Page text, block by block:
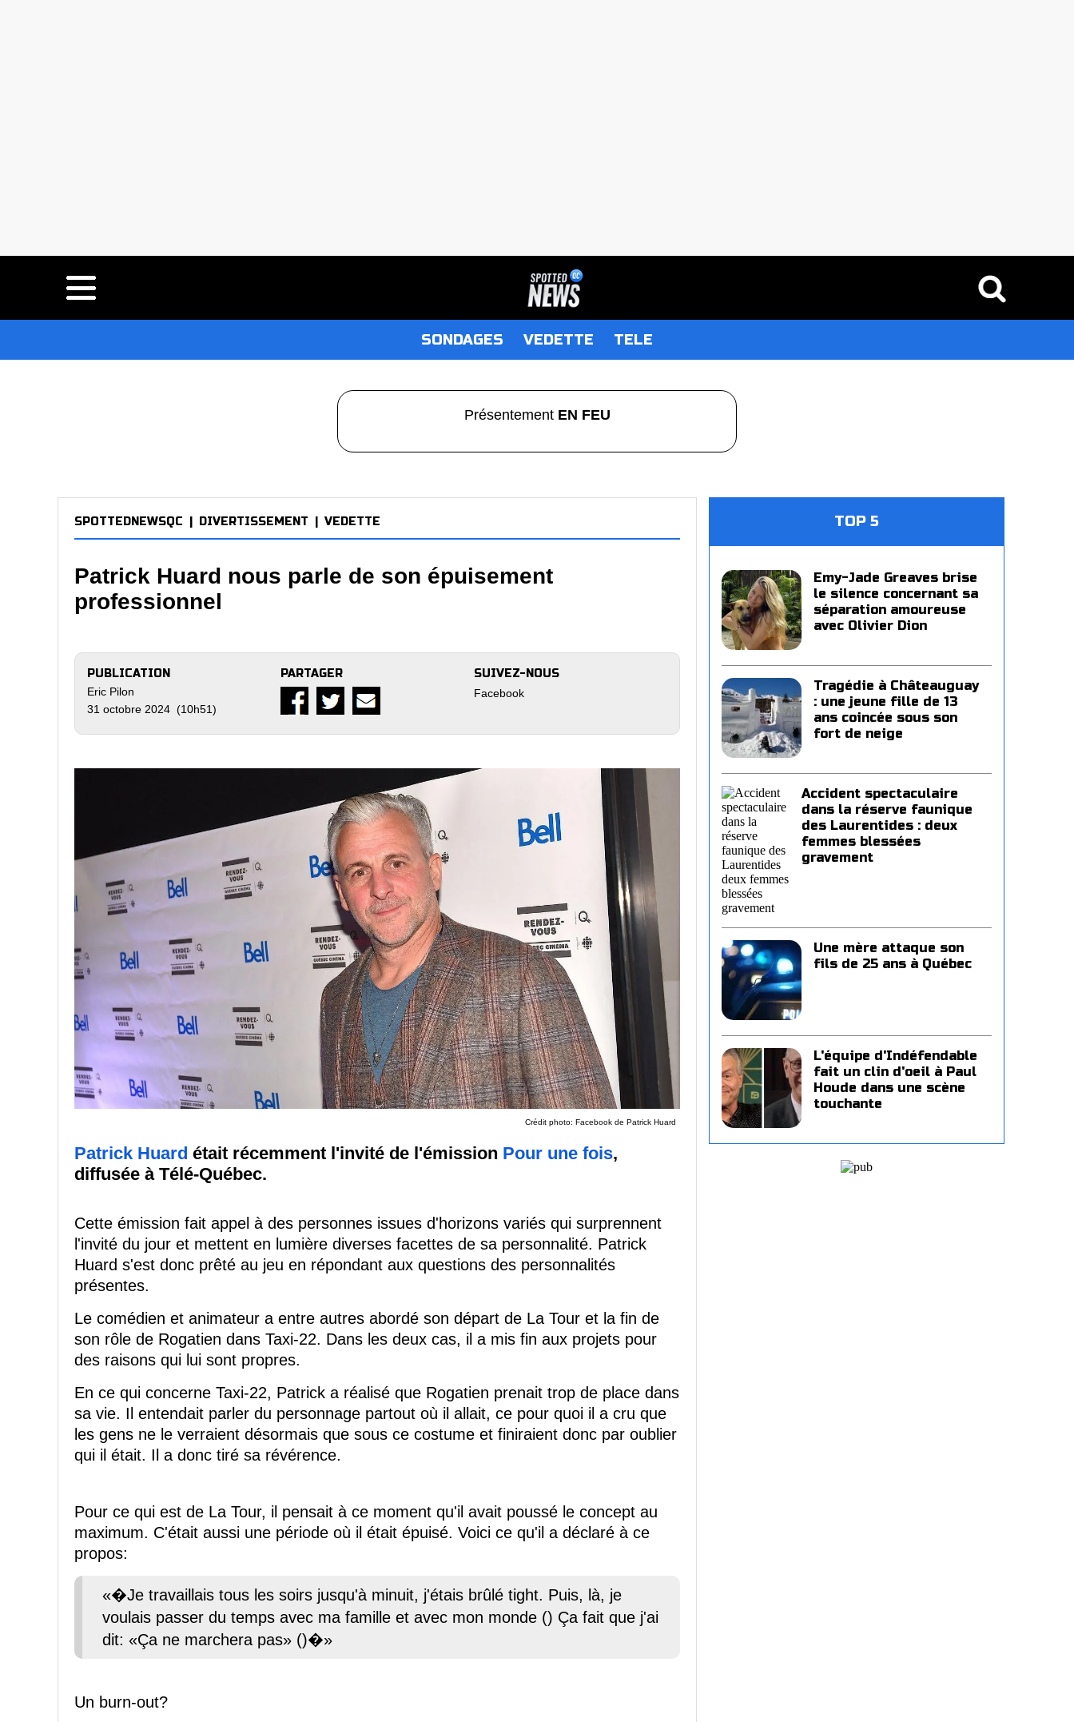
SONDAGES VEDETTE TELE
Présentement EN FEU
SPOTTEDNEWSQC DIVERTISSEMENT VEDETTE
Patrick Huard nous parle de son épuisement
professionnel
PUBLICATION
Eric Pilon
31 octobre 2024 (10h51)
PARTAGER SUIVEZ-NOUS
Facebook
Crédit photo: Facebook de Patrick Huard
Patrick Huard était récemment l'invité de l'émission Pour une fois,
diffusée à Télé-Québec.
Cette émission fait appel à des personnes issues d'horizons variés qui surprennent
l'invité du jour et mettent en lumière diverses facettes de sa personnalité. Patrick
Huard s'est donc prêté au jeu en répondant aux questions des personnalités
présentes.
Le comédien et animateur a entre autres abordé son départ de La Tour et la fin de
son rôle de Rogatien dans Taxi-22. Dans les deux cas, il a mis fin aux projets pour
des raisons qui lui sont propres.
En ce qui concerne Taxi-22, Patrick a réalisé que Rogatien prenait trop de place dans
sa vie. Il entendait parler du personnage partout où il allait, ce pour quoi il a cru que
les gens ne le verraient désormais que sous ce costume et finiraient donc par oublier
qui il était. Il a donc tiré sa révérence.
Pour ce qui est de La Tour, il pensait à ce moment qu'il avait poussé le concept au
maximum. C'était aussi une période où il était épuisé. Voici ce qu'il a déclaré à ce
propos:
«�Je travaillais tous les soirs jusqu'à minuit, j'étais brûlé tight. Puis, là, je
voulais passer du temps avec ma famille et avec mon monde () Ça fait que j'ai
dit: «Ça ne marchera pas» ()�»
Un burn-out?
TOP 5
Emy-Jade Greaves brise
le silence concernant sa
séparation amoureuse
avec Olivier Dion
Tragédie à Châteauguay
: une jeune fille de 13
ans coincée sous son
fort de neige
Accident spectaculaire
dans la réserve faunique
des Laurentides : deux
femmes blessées
gravement
Une mère attaque son
fils de 25 ans à Québec
L'équipe d'Indéfendable
fait un clin d'oeil à Paul
Houde dans une scène
touchante